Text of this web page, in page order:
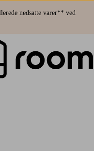
nedsatte varer** ved